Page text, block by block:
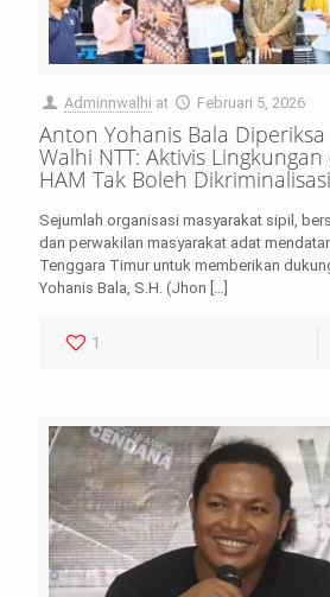
Adminnwalhi at Februari 5, 2026
Anton Yohanis Bala Diperiksa
Walhi NTT: Aktivis
HAM Tak Boleh Dikriminalisasi
Sejumlah organisasi masyarakat sipil,
dan perwakilan masyarakat adat
Tenggara Timur untuk memberikan
Yohanis Bala, S.H. (Jhon […]
1